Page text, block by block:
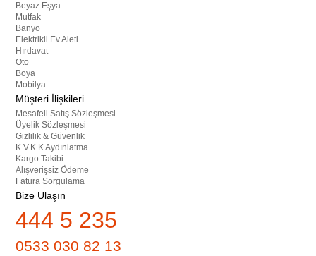
Beyaz Eşya
Mutfak
Banyo
Elektrikli Ev Aleti
Hırdavat
Oto
Boya
Mobilya
Müşteri İlişkileri
Mesafeli Satış Sözleşmesi
Üyelik Sözleşmesi
Gizlilik & Güvenlik
K.V.K.K Aydınlatma
Kargo Takibi
Alışverişsiz Ödeme
Fatura Sorgulama
Bize Ulaşın
444 5 235
0533 030 82 13